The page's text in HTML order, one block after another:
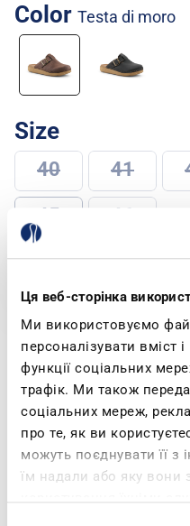
Ця веб-сторінка
Ми використовуємо
персоналізувати вміст
функції соціальних
трафік. Ми також
соціальних мереж,
про те, як ви
можуть поєднувати її з
їм надали або яку вони
Color testa di moro
Size
40 41
45 46
Spedizione e
Description